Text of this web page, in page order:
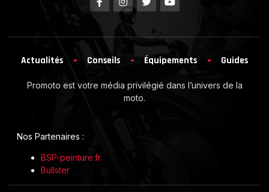
Actualités Conseils Équipements Guides
Promoto est votre média privilégié dans l’univers de la
moto.
Nos Partenaires :
BSP-peinture.fr
Bullster